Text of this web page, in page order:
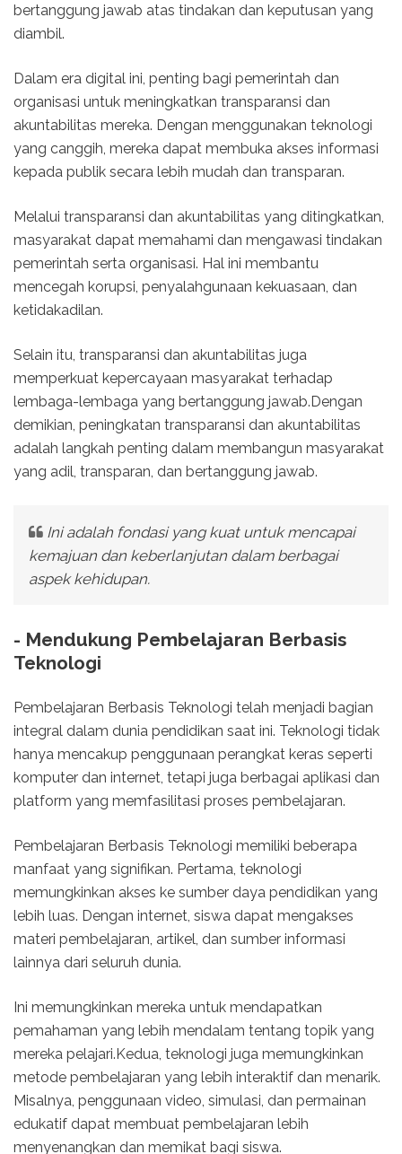
bertanggung jawab atas tindakan dan keputusan yang
diambil.
Dalam era digital ini, penting bagi pemerintah dan
organisasi untuk meningkatkan transparansi dan
akuntabilitas mereka. Dengan menggunakan teknologi
yang canggih, mereka dapat membuka akses informasi
kepada publik secara lebih mudah dan transparan.
Melalui transparansi dan akuntabilitas yang ditingkatkan,
masyarakat dapat memahami dan mengawasi tindakan
pemerintah serta organisasi. Hal ini membantu
mencegah korupsi, penyalahgunaan kekuasaan, dan
ketidakadilan.
Selain itu, transparansi dan akuntabilitas juga
memperkuat kepercayaan masyarakat terhadap
lembaga-lembaga yang bertanggung jawab.Dengan
demikian, peningkatan transparansi dan akuntabilitas
adalah langkah penting dalam membangun masyarakat
yang adil, transparan, dan bertanggung jawab.
Ini adalah fondasi yang kuat untuk mencapai
kemajuan dan keberlanjutan dalam berbagai
aspek kehidupan.
- Mendukung Pembelajaran Berbasis
Teknologi
Pembelajaran Berbasis Teknologi telah menjadi bagian
integral dalam dunia pendidikan saat ini. Teknologi tidak
hanya mencakup penggunaan perangkat keras seperti
komputer dan internet, tetapi juga berbagai aplikasi dan
platform yang memfasilitasi proses pembelajaran.
Pembelajaran Berbasis Teknologi memiliki beberapa
manfaat yang signifikan. Pertama, teknologi
memungkinkan akses ke sumber daya pendidikan yang
lebih luas. Dengan internet, siswa dapat mengakses
materi pembelajaran, artikel, dan sumber informasi
lainnya dari seluruh dunia.
Ini memungkinkan mereka untuk mendapatkan
pemahaman yang lebih mendalam tentang topik yang
mereka pelajari.Kedua, teknologi juga memungkinkan
metode pembelajaran yang lebih interaktif dan menarik.
Misalnya, penggunaan video, simulasi, dan permainan
edukatif dapat membuat pembelajaran lebih
menyenangkan dan memikat bagi siswa.